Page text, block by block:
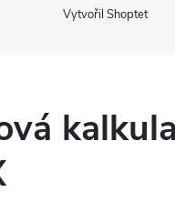
Vytvořil Shoptet